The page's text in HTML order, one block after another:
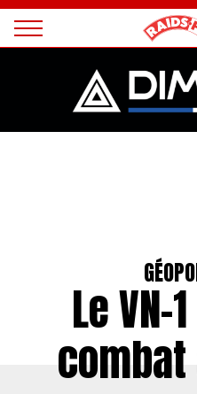
Magazine
Le VN-
Panneau de gestion des